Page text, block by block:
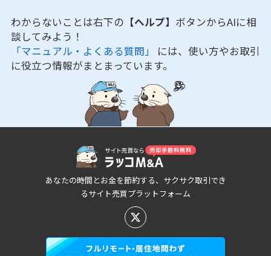
わからないことは右下の 【ヘルプ】 ボタンからAIに相
談してみよう！
「マニュアル・よくある質問」 には、使い方やお取引
に役立つ情報がまとまっています。
あなたの時間とお金を節約する、サクサク取引でき
るサイト売買プラットフォーム